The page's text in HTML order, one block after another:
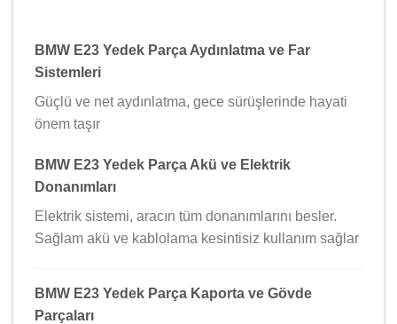
BMW E23 Yedek Parça Aydınlatma ve Far
Sistemleri
Güçlü ve net aydınlatma, gece sürüşlerinde hayati
önem taşır
BMW E23 Yedek Parça Akü ve Elektrik
Donanımları
Elektrik sistemi, aracın tüm donanımlarını besler.
Sağlam akü ve kablolama kesintisiz kullanım sağlar
BMW E23 Yedek Parça Kaporta ve Gövde
Parçaları